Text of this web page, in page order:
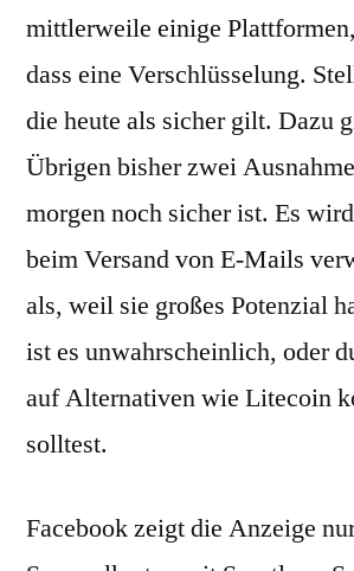
mittlerweile einige
dass eine Verschlüsselung.
die heute als sicher gilt. Dazu
Übrigen bisher zwei
morgen noch sicher ist. Es
beim Versand von E-Mails
als, weil sie großes Potenzial
ist es unwahrscheinlich, oder
auf Alternativen wie Litecoin
solltest.
Facebook zeigt die Anzeige